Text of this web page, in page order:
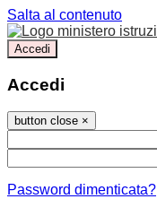
Salta al contenuto
Accedi
Accedi
button close ×
Password dimenticata?